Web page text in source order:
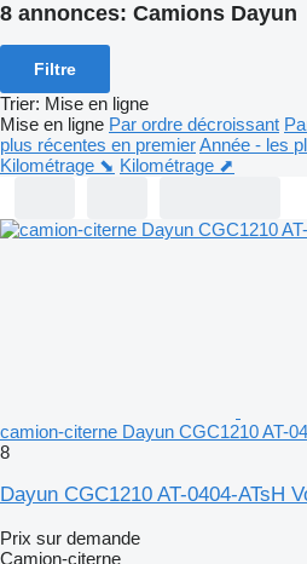
8 annonces: Camions Dayun
Filtre
Trier: Mise en ligne
Mise en ligne Par ordre décroissant
plus récentes en premierAnnée - les
Kilométrage ⬊ Kilométrage ⬈
camion-citerne Dayun CGC1210 AT-
8
Dayun CGC1210 AT-0404-ATsH
Prix sur demande
Camion-citerne